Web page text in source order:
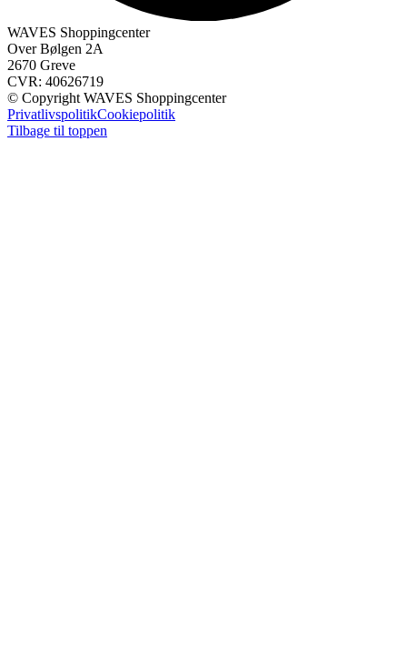
WAVES Shoppingcenter
Over Bølgen 2A
2670 Greve
CVR: 40626719
© Copyright WAVES Shoppingcenter
PrivatlivspolitikCookiepolitik
Tilbage til toppen